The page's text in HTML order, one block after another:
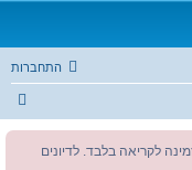
התחברות
לקריאה בלבד. לדיונים